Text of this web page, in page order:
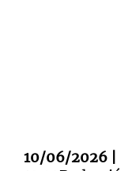
10/06/2026 |